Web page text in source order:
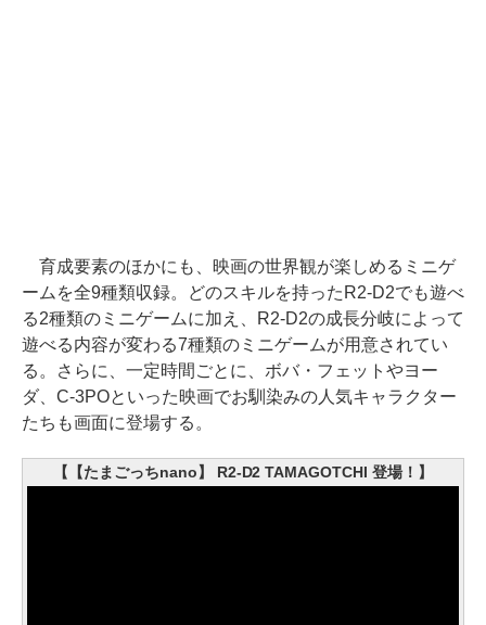
育成要素のほかにも、映画の世界観が楽しめるミニゲ
ームを全9種類収録。どのスキルを持ったR2-D2でも遊べ
る2種類のミニゲームに加え、R2-D2の成長分岐によって
遊べる内容が変わる7種類のミニゲームが用意されてい
る。さらに、一定時間ごとに、ボバ・フェットやヨー
ダ、C-3POといった映画でお馴染みの人気キャラクター
たちも画面に登場する。
【【たまごっちnano】 R2-D2 TAMAGOTCHI 登場！】